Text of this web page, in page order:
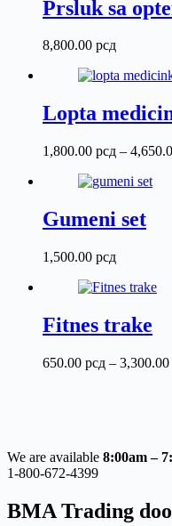
Prsluk sa
8,800.00 рсд
Lopta
1,800.00 рсд –
Gumeni set
1,500.00 рсд
Fitnes trake
650.00 рсд – 3,300.00
We are available 8:00am –
1-800-672-4399
BMA Trading doo